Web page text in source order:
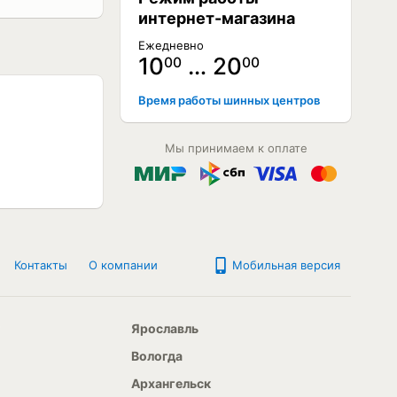
интернет-магазина
Ежедневно
1000 … 2000
Время работы шинных центров
Мы принимаем к оплате
Контакты О компании Мобильная версия
Ярославль
Вологда
Архангельск